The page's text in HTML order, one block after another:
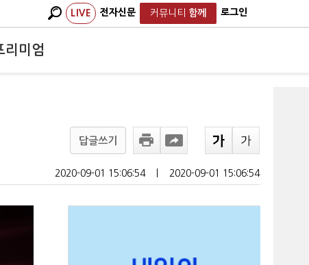
LIVE 전자신문 커뮤니티 함께 로그인
리미엄
답글쓰기
2020-09-01 15:06:54 2020-09-01 15:06:54